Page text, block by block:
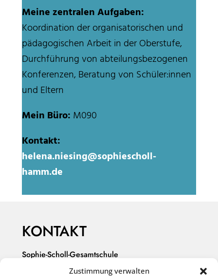
Zustimmung verwalten
Meine zentralen Aufgaben:
Koordination der organisatorischen und
pädagogischen Arbeit in der Oberstufe,
Durchführung von abteilungsbezogenen
Konferenzen, Beratung von Schüler:innen
und Eltern
Mein Büro: M090
Kontakt:
helena.niesing@sophiescholl-
hamm.de
KONTAKT
Sophie-Scholl-Gesamtschule
59075 Hamm